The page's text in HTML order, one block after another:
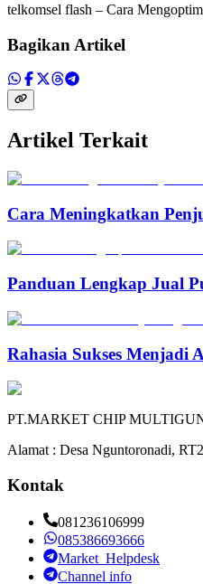
telkomsel flash – Cara
Bagikan Artikel
Artikel Terkait
Cara Meningkatkan
Panduan Lengkap Jual
Rahasia Sukses Menjadi
PT.MARKET CHIP
Alamat : Desa Nguntoronadi,
Kontak
081236106999
085386693666
Market_Helpdesk
Channel info